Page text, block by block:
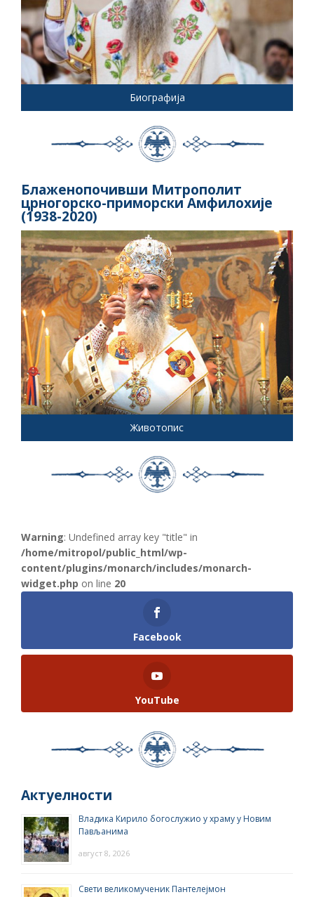
Биографија
Блаженопочивши Митрополит
црногорско-приморски Амфилохије
(1938-2020)
Животопис
Warning: Undefined array key "title" in
/home/mitropol/public_html/wp-
content/plugins/monarch/includes/monarch-
widget.php on line 20
Facebook
YouTube
Актуелности
Владика Кирило богослужио у храму у Новим
Пављанима
август 8, 2026
Свети великомученик Пантелејмон